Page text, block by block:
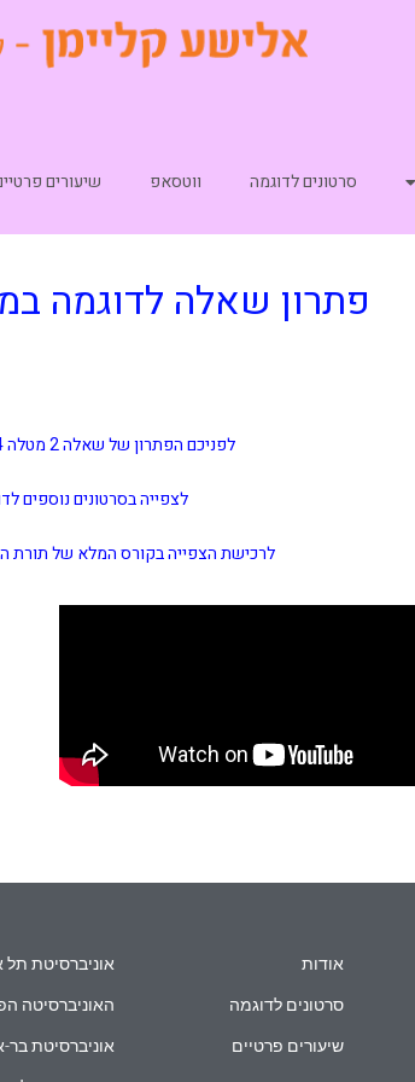
סרטונים לדוגמה ווטסאפ שיעורים
פתרון שאלה לדוגמה במטלה 04
לפניכם הפתרון של שאלה 2 מטלה 04 –
לצפייה בסרטונים נוספים
לרכישת הצפייה בקורס המלא של תורת
אודות
סרטונים לדוגמה
שיעורים פרטיים
אוניברסיטת תל
האוניברסיטה
אוניברסיטת בר-